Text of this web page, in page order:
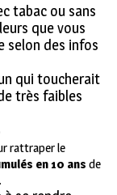
tabac ou sans
que vous
selon des infos
qui toucherait
très faibles
rattraper le
en 10 ans de